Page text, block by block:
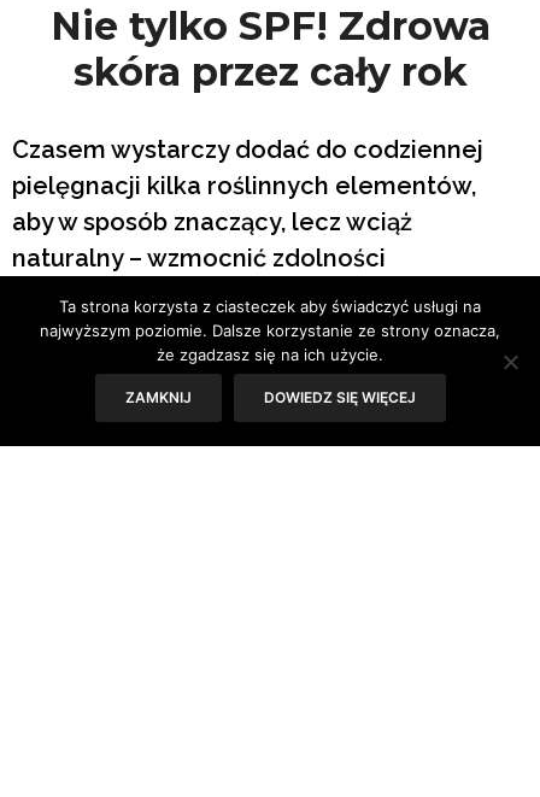
Nie tylko SPF! Zdrowa
skóra przez cały rok
Czasem wystarczy dodać do codziennej
pielęgnacji kilka roślinnych elementów,
aby w sposób znaczący, lecz wciąż
naturalny – wzmocnić zdolności
samoobrony skóry. Poznaj najciekawsze
naturalne „wspomagacze” pięknej cery!
Zdrowa skóra przez cały rok? Tak, to
Ta strona korzysta z ciasteczek aby świadczyć usługi na
najwyższym poziomie. Dalsze korzystanie ze strony oznacza,
że zgadzasz się na ich użycie.
ZAMKNIJ DOWIEDZ SIĘ WIĘCEJ